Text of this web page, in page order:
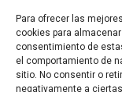
Para ofrecer las
cookies para
consentimiento de
el comportamiento de
sitio. No consentir o
negativamente a
Preguntas Frecuentes
ATENCIÓN AL